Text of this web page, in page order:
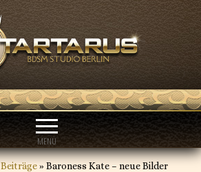
MENÜ
Beiträge» Baroness Kate – neue Bilder